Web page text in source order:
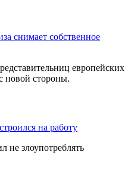
снимает собственное
европейских
новой стороны.
на работу
злоупотреблять